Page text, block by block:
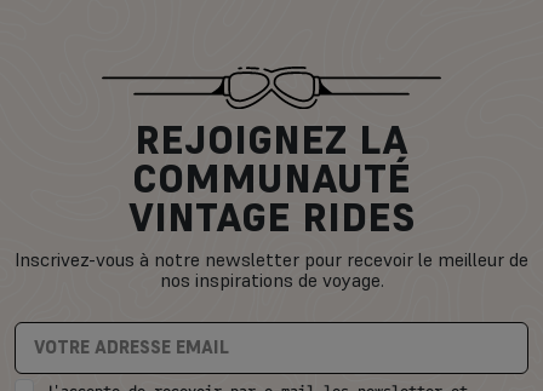
REJOIGNEZ LA
COMMUNAUTÉ
VINTAGE RIDES
Inscrivez-vous à notre newsletter pour recevoir le meilleur de
nos inspirations de voyage.